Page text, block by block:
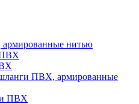
нитью
ПВХ
ПВХ, армированные
ПВХ